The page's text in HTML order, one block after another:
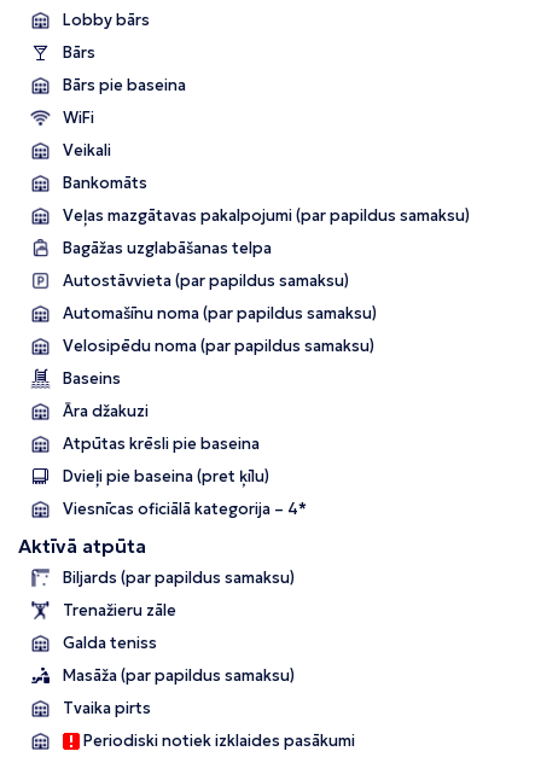
Lobby bārs
Bārs
Bārs pie baseina
WiFi
Veikali
Bankomāts
Veļas mazgātavas pakalpojumi (par papildus samaksu)
Bagāžas uzglabāšanas telpa
Autostāvvieta (par papildus samaksu)
Automašīnu noma (par papildus samaksu)
Velosipēdu noma (par papildus samaksu)
Baseins
Āra džakuzi
Atpūtas krēsli pie baseina
Dvieļi pie baseina (pret ķīlu)
Viesnīcas oficiālā kategorija – 4*
Aktīvā atpūta
Biljards (par papildus samaksu)
Trenažieru zāle
Galda teniss
Masāža (par papildus samaksu)
Tvaika pirts
Periodiski notiek izklaides pasākumi